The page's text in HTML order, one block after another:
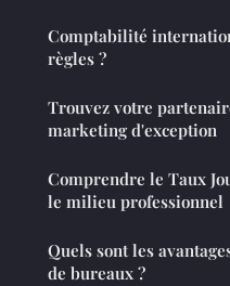
Comptabilité
règles ?
Trouvez votre
marketing d'exception
Comprendre le Taux
le milieu professionnel
Quels sont les
de bureaux ?